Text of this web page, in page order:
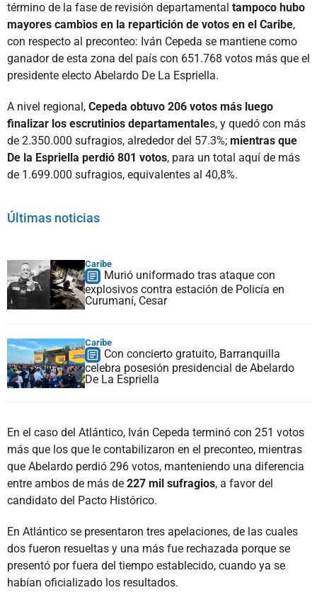
término de la fase de revisión departamental tampoco hubo
mayores cambios en la repartición de votos en el Caribe,
con respecto al preconteo: Iván Cepeda se mantiene como
ganador de esta zona del país con 651.768 votos más que el
presidente electo Abelardo De La Espriella.
A nivel regional, Cepeda obtuvo 206 votos más luego
finalizar los escrutinios departamentales, y quedó con más
de 2.350.000 sufragios, alrededor del 57.3%; mientras que
De la Espriella perdió 801 votos, para un total aquí de más
de 1.699.000 sufragios, equivalentes al 40,8%.
Últimas noticias
Caribe
Murió uniformado tras ataque con
explosivos contra estación de Policía en
Curumaní, Cesar
Caribe
Con concierto gratuito, Barranquilla
celebra posesión presidencial de Abelardo
De La Espriella
En el caso del Atlántico, Iván Cepeda terminó con 251 votos
más que los que le contabilizaron en el preconteo, mientras
que Abelardo perdió 296 votos, manteniendo una diferencia
entre ambos de más de 227 mil sufragios, a favor del
candidato del Pacto Histórico.
En Atlántico se presentaron tres apelaciones, de las cuales
dos fueron resueltas y una más fue rechazada porque se
presentó por fuera del tiempo establecido, cuando ya se
habían oficializado los resultados.